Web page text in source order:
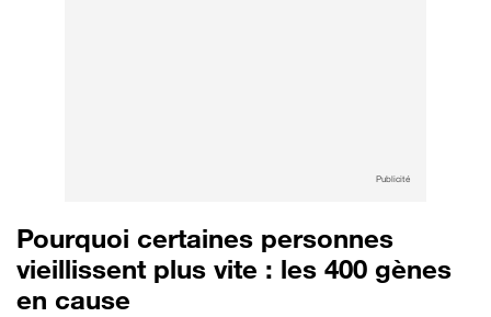
Publicité
Pourquoi certaines personnes
vieillissent plus vite : les 400 gènes
en cause